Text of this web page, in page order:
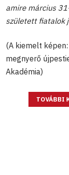
amire március
született fiatalok
(A kiemelt
megnyerő
Akadémia)
TOVÁBBI